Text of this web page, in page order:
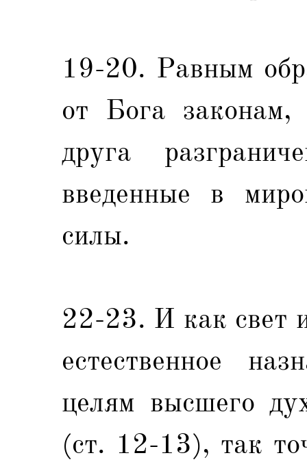
19-20. Равным
от Бога
друга
введенные в
силы.
22-23. И как свет
естественное
целям высшего
(ст. 12-13), так